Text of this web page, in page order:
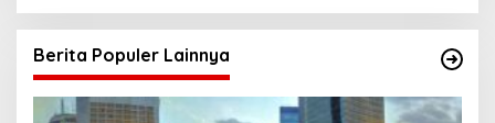
Berita Populer Lainnya